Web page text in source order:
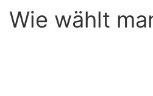
Wie wählt